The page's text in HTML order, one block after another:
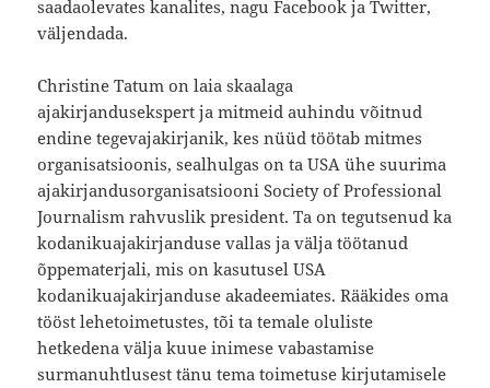
saadaolevates kanalites, nagu Facebook ja Twitter,
väljendada.
Christine Tatum on laia skaalaga
ajakirjandusekspert ja mitmeid auhindu võitnud
endine tegevajakirjanik, kes nüüd töötab mitmes
organisatsioonis, sealhulgas on ta USA ühe suurima
ajakirjandusorganisatsiooni Society of Professional
Journalism rahvuslik president. Ta on tegutsenud ka
kodanikuajakirjanduse vallas ja välja töötanud
õppematerjali, mis on kasutusel USA
kodanikuajakirjanduse akadeemiates. Rääkides oma
tööst lehetoimetustes, tõi ta temale oluliste
hetkedena välja kuue inimese vabastamise
surmanuhtlusest tänu tema toimetuse kirjutamisele